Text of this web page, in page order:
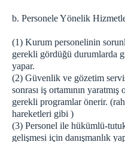
b. Personele Yönelik
(1) Kurum personelinin
gerekli gördüğü durumlarda
yapar.
(2) Güvenlik ve gözetim
sonrası iş ortamının
gerekli programlar önerir.
hareketleri gibi )
(3) Personel ile hükümlü-
gelişmesi için danışmanlık